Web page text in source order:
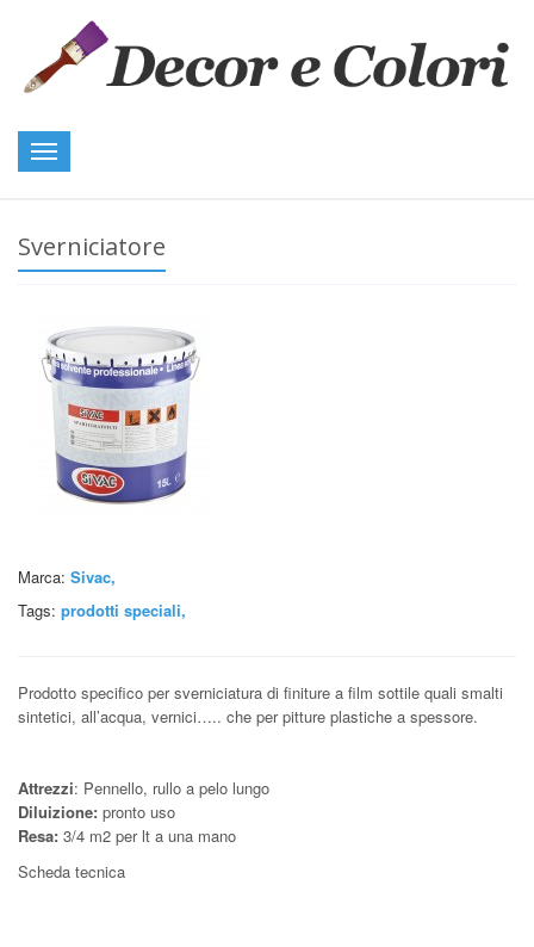
Toggle
navigation
Sverniciatore
Marca: Sivac,
Tags: prodotti speciali,
Prodotto specifico per sverniciatura di finiture a film sottile quali smalti
sintetici, all’acqua, vernici….. che per pitture plastiche a spessore.
Attrezzi: Pennello, rullo a pelo lungo
Diluizione: pronto uso
Resa: 3/4 m2 per lt a una mano
Scheda tecnica